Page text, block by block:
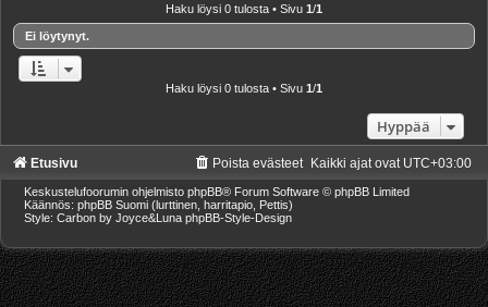
Haku löysi 0 tulosta • Sivu 1/1
Ei löytynyt.
Haku löysi 0 tulosta • Sivu 1/1
Hyppää
Etusivu Kaikki ajat ovat UTC+03:00
Poista evästeet
Keskustelufoorumin ohjelmisto phpBB® Forum Software © phpBB Limited
Käännös: phpBB Suomi (lurttinen, harritapio, Pettis)
Style: Carbon by Joyce&Luna phpBB-Style-Design